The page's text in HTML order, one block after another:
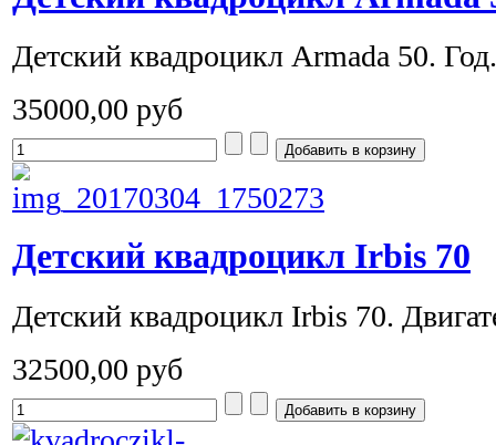
Детский квадроцикл Armada 50.
35000,00 руб
Детский квадроцикл Irbis 70
Детский квадроцикл Irbis 70.
32500,00 руб